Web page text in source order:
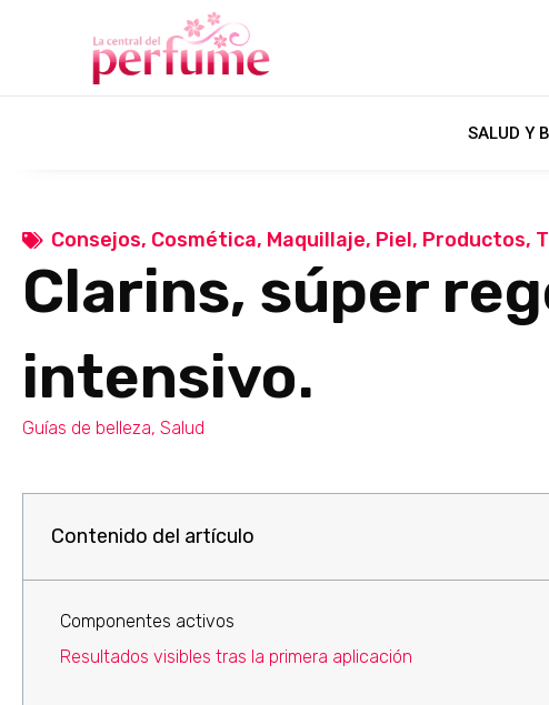
SALUD Y
Consejos, Cosmética, Maquillaje, Piel, Productos,
Clarins, súper
intensivo.
Guías de belleza, Salud
Contenido del artículo
Componentes activos
Resultados visibles tras la primera aplicación